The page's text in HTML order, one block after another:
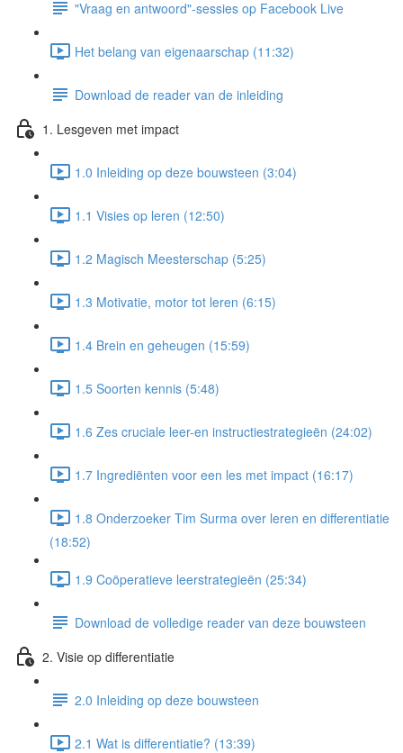
"Vraag en antwoord"-sessies op Facebook Live
Het belang van eigenaarschap (11:32)
Download de reader van de inleiding
1. Lesgeven met impact
1.0 Inleiding op deze bouwsteen (3:04)
1.1 Visies op leren (12:50)
1.2 Magisch Meesterschap (5:25)
1.3 Motivatie, motor tot leren (6:15)
1.4 Brein en geheugen (15:59)
1.5 Soorten kennis (5:48)
1.6 Zes cruciale leer-en instructiestrategieën (24:02)
1.7 Ingrediënten voor een les met impact (16:17)
1.8 Onderzoeker Tim Surma over leren en differentiatie
(18:52)
1.9 Coöperatieve leerstrategieën (25:34)
Download de volledige reader van deze bouwsteen
2. Visie op differentiatie
2.0 Inleiding op deze bouwsteen
2.1 Wat is differentiatie? (13:39)